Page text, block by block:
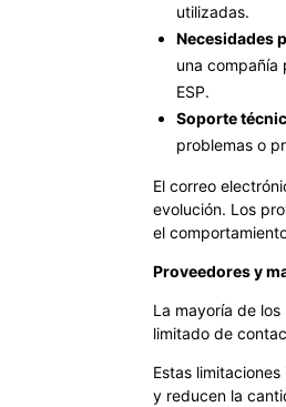
utilizadas.
Necesidades
una compañía
ESP.
Soporte
problemas o
El correo
evolución. Los
el
Proveedores y
La mayoría de
limitado de
Estas
y reducen la